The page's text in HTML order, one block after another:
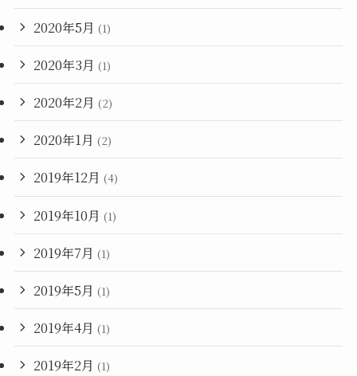
2020年5月 (1)
2020年3月 (1)
2020年2月 (2)
2020年1月 (2)
2019年12月 (4)
2019年10月 (1)
2019年7月 (1)
2019年5月 (1)
2019年4月 (1)
2019年2月 (1)